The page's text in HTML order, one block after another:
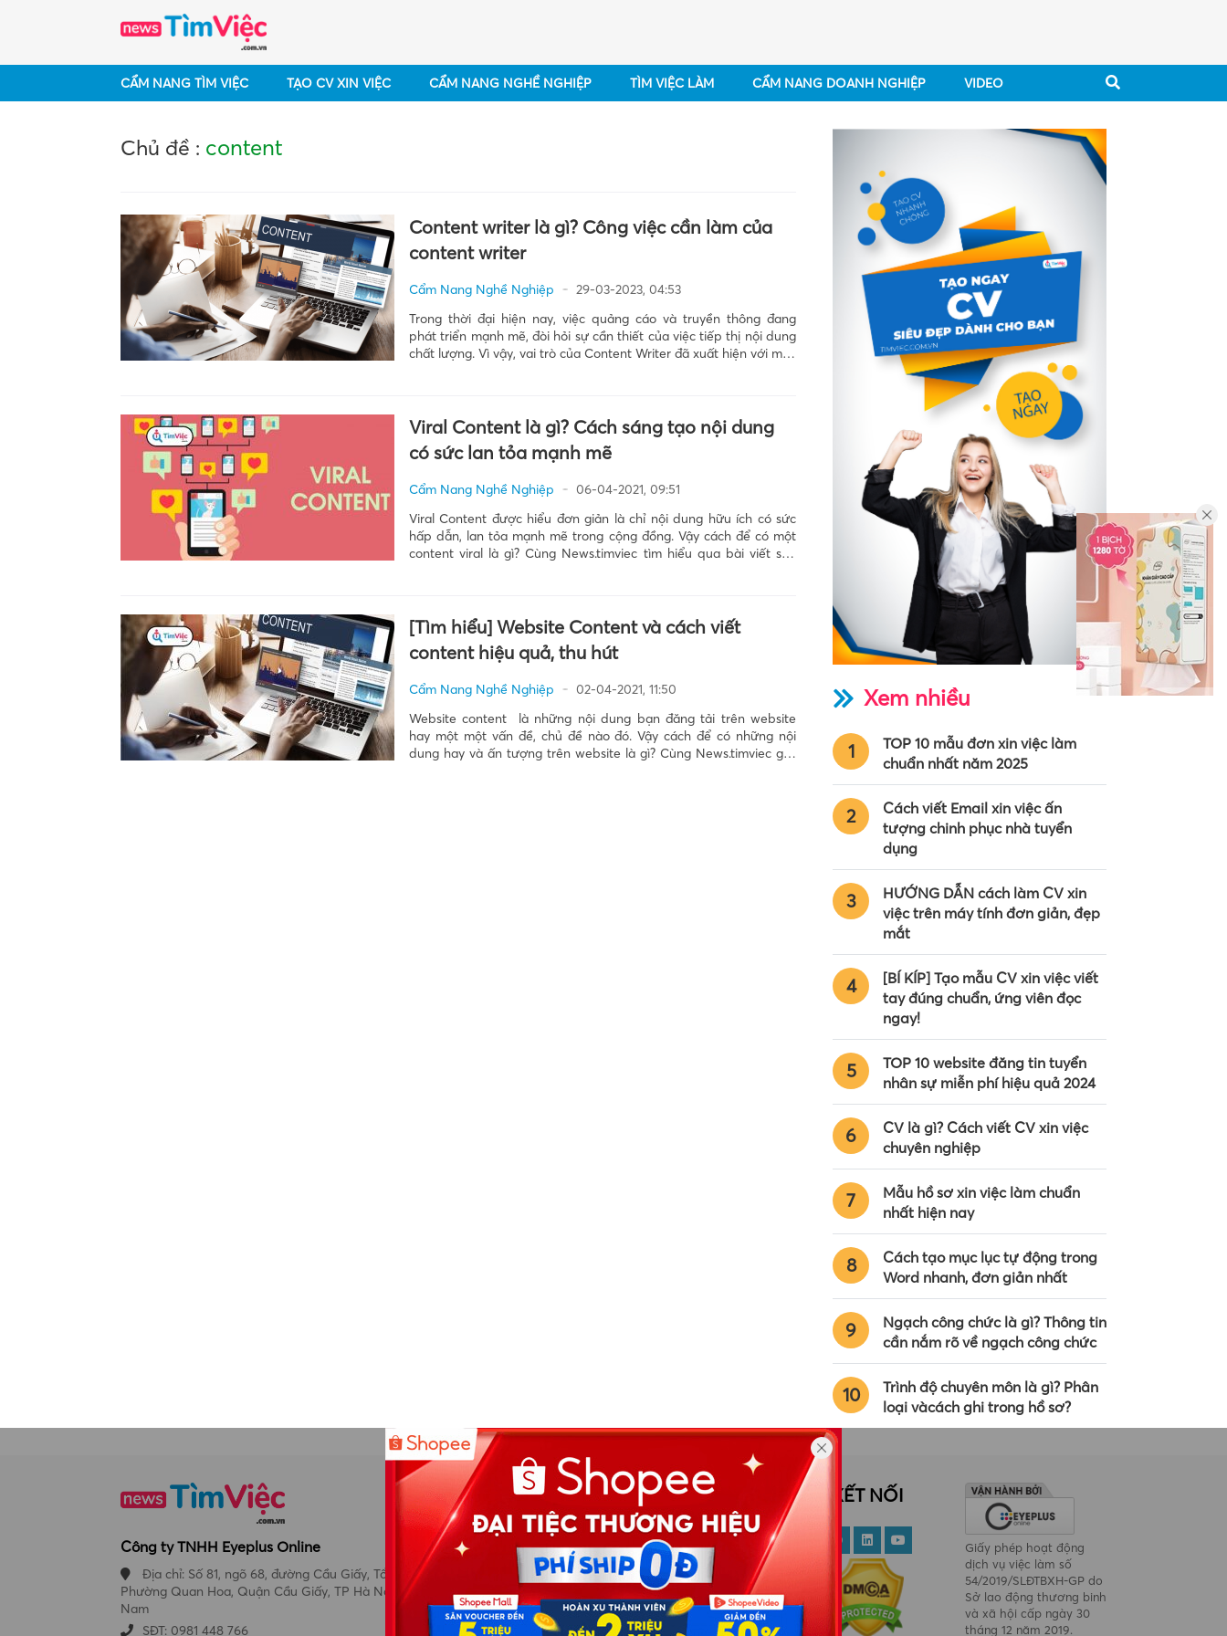
CẨM NANG TÌM VIỆC TẠO CV XIN VIỆC CẨM NANG NGHỀ NGHIỆP TÌM VIỆC LÀM CẨM NANG DOANH NGHIỆP VIDEO
Chủ đề : content
Content writer là gì? Công việc cần làm của
content writer
Cẩm Nang Nghề Nghiệp
29-03-2023, 04:53
Trong thời đại hiện nay, việc quảng cáo và truyền thông đang
phát triển mạnh mẽ, đòi hỏi sự cần thiết của việc tiếp thị nội dung
chất lượng. Vì vậy, vai trò của Content Writer đã xuất hiện với mục
Viral Content là gì? Cách sáng tạo nội dung
có sức lan tỏa mạnh mẽ
Cẩm Nang Nghề Nghiệp
06-04-2021, 09:51
Viral Content được hiểu đơn giản là chỉ nội dung hữu ích có sức
hấp dẫn, lan tỏa mạnh mẽ trong cộng đồng. Vậy cách để có một
content viral là gì? Cùng News.timviec tìm hiểu qua bài viết sau
[Tìm hiểu] Website Content và cách viết
content hiệu quả, thu hút
Cẩm Nang Nghề Nghiệp
02-04-2021, 11:50
Website content là những nội dung bạn đăng tải trên website
hay một một vấn đề, chủ đề nào đó. Vậy cách để có những nội
dung hay và ấn tượng trên website là gì? Cùng News.timviec giải
Xem nhiều
1
TOP 10 mẫu đơn xin việc làm
chuẩn nhất năm 2025
2
Cách viết Email xin việc ấn
tượng chinh phục nhà tuyển
dụng
3
HƯỚNG DẪN cách làm CV xin
việc trên máy tính đơn giản, đẹp
mắt
4
[BÍ KÍP] Tạo mẫu CV xin việc viết
tay đúng chuẩn, ứng viên đọc
ngay!
5
TOP 10 website đăng tin tuyển
nhân sự miễn phí hiệu quả 2024
6
CV là gì? Cách viết CV xin việc
chuyên nghiệp
7
Mẫu hồ sơ xin việc làm chuẩn
nhất hiện nay
8
Cách tạo mục lục tự động trong
Word nhanh, đơn giản nhất
9
Ngạch công chức là gì? Thông tin
cần nắm rõ về ngạch công chức
10
Trình độ chuyên môn là gì? Phân
loại vàcách ghi trong hồ sơ?
Công ty TNHH Eyeplus Online
Địa chỉ: Số 81, ngõ 68, đường Cầu Giấy, Tổ 05,
Phường Quan Hoa, Quận Cầu Giấy, TP Hà Nội, Việt
Nam
SĐT: 0981 448 766
VỀ CHÚNG TÔI
News.timviec.com.vn là website cung cấp thông tin
liên quan đến nhân sự, nghề nghiệp do
Timviec.com.vn vận hành nhằm giúp doanh nghiệp,
nhân sự tuyển dụng, người đi làm, người tìm việc cập
nhật thông tin và đáp ứng được mong muốn của
mình.
KẾT NỐI
Giấy phép hoạt động
dịch vụ việc làm số
54/2019/SLĐTBXH-GP do
Sở lao động thương binh
và xã hội cấp ngày 30
tháng 12 năm 2019.